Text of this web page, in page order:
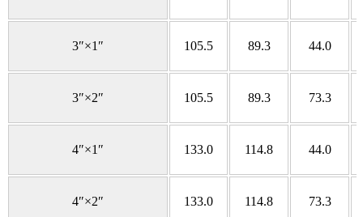
3″×1″ 105.5 89.3 44.0
3″×2″ 105.5 89.3 73.3
4″×1″ 133.0 114.8 44.0
4″×2″ 133.0 114.8 73.3